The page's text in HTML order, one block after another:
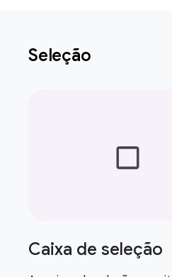
Seleção
Caixa de seleção